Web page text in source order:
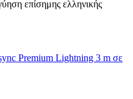
επίσημης ελληνικής